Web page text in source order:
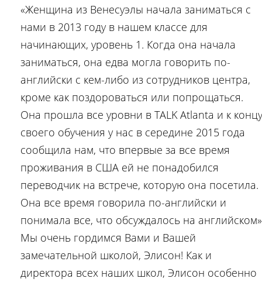
«Женщина из Венесуэлы начала заниматься с
нами в 2013 году в нашем классе для
начинающих, уровень 1. Когда она начала
заниматься, она едва могла говорить по-
английски с кем-либо из сотрудников центра,
кроме как поздороваться или попрощаться.
Она прошла все уровни в TALK Atlanta и к концу
своего обучения у нас в середине 2015 года
сообщила нам, что впервые за все время
проживания в США ей не понадобился
переводчик на встрече, которую она посетила.
Она все время говорила по-английски и
понимала все, что обсуждалось на
Мы очень гордимся Вами и Вашей
замечательной школой, Элисон! Как и
директора всех наших школ, Элисон особенно